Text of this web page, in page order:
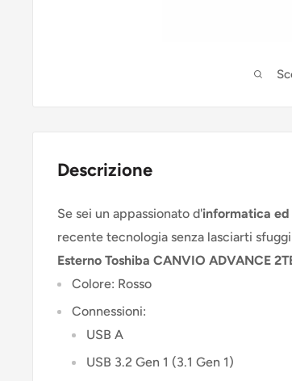
Descrizione
Se sei un appassionato d'informatica
recente tecnologia senza lasciarti
Esterno Toshiba CANVIO ADVANCE
Colore: Rosso
Connessioni:
USB A
USB 3.2 Gen 1 (3.1 Gen 1)